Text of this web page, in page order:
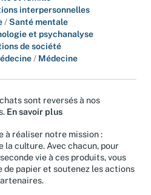
et famille
interpersonnelles
/Santé mentale
et psychanalyse
de société
sont reversés à nos
En savoir plus
à réaliser notre mission :
la culture. Avec chacun, pour
vie à ces produits, vous
papier et soutenez les actions